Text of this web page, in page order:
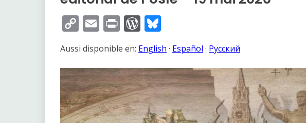
Copy
Link
EmailPrintWordPress
Aussi disponible en: English · Español · Русский